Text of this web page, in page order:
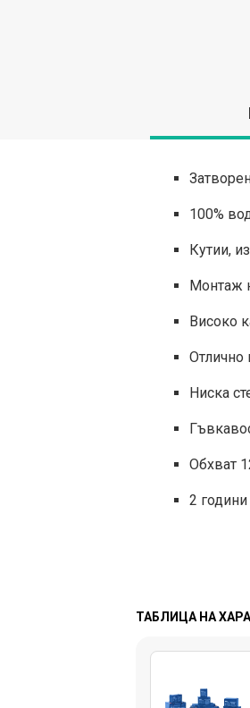
100%
Кутии,
Монтаж
Високо
Отлично
Ниска
Обхват
2
ТАБЛИЦА НА